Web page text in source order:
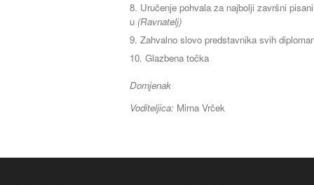
Uručenje pohvala za najbolji završni
u (Ravnatelj)
Zahvalno slovo predstavnika svih
Glazbena točka
Domjenak
Voditeljica: Mirna Vrček